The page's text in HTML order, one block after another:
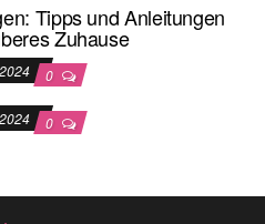
Tipps und Anleitungen
Zuhause
0
0